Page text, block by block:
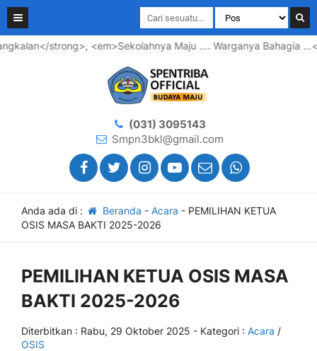
Maju .... Warganya Bahagia ...</em> SPENTRIBA
(031) 3095143
Smpn3bkl@gmail.com
Anda ada di : Beranda - Acara - PEMILIHAN KETUA
OSIS MASA BAKTI 2025-2026
PEMILIHAN KETUA OSIS MASA
BAKTI 2025-2026
Diterbitkan : Rabu, 29 Oktober 2025 - Kategori : Acara /
OSIS